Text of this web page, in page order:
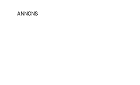
ANNONS